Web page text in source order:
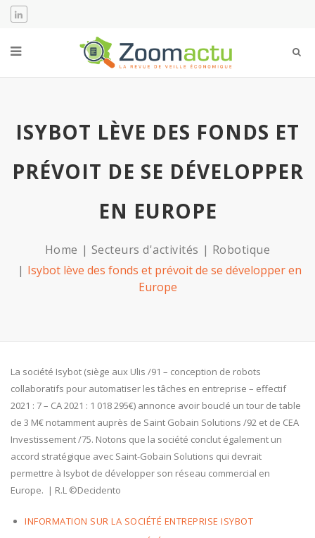
ISYBOT LÈVE DES FONDS ET
PRÉVOIT DE SE DÉVELOPPER
EN EUROPE
Home Secteurs d'activités
Robotique
Isybot lève des fonds et prévoit de se développer en
Europe
La société Isybot (siège aux Ulis /91 – conception de robots
collaboratifs pour automatiser les tâches en entreprise – effectif
2021 : 7 – CA 2021 : 1 018 295€) annonce avoir bouclé un tour de table
de 3 M€ notamment auprès de Saint Gobain Solutions /92 et de CEA
Investissement /75. Notons que la société conclut également un
accord stratégique avec Saint-Gobain Solutions qui devrait
permettre à Isybot de développer son réseau commercial en
Europe. | R.L ©Decidento
INFORMATION SUR LA SOCIÉTÉ ENTREPRISE ISYBOT